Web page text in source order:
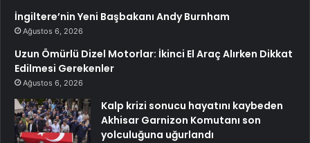
İngiltere’nin Yeni Başbakanı Andy Burnham
Ağustos 6, 2026
Uzun Ömürlü Dizel Motorlar: İkinci El Araç Alırken Dikkat
Edilmesi Gerekenler
Ağustos 6, 2026
Kalp krizi sonucu hayatını kaybeden
Akhisar Garnizon Komutanı son
yolculuğuna uğurlandı